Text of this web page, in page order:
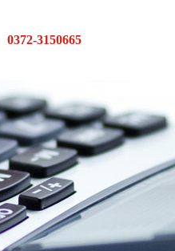
0372-3150665